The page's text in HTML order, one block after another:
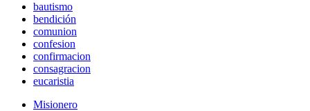
bautismo
bendición
comunion
confesion
confirmacion
consagracion
eucaristia
Misionero